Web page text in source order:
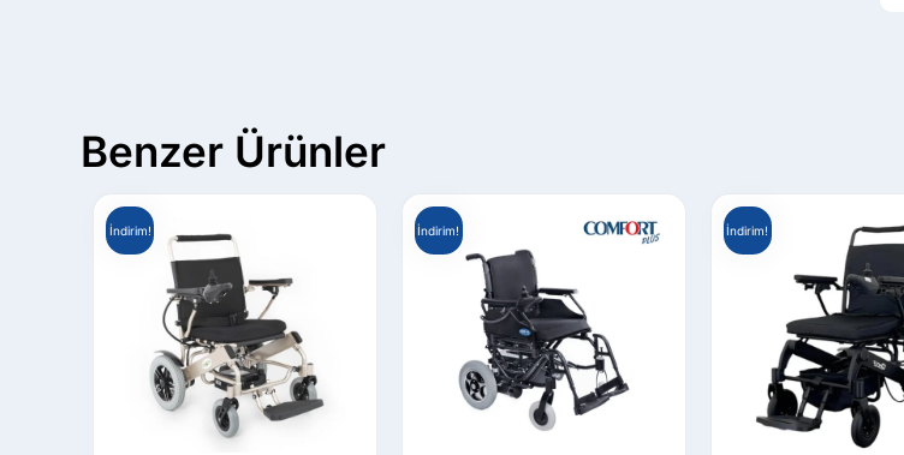
Benzer Ürünler
İndirim! İndirim! İndirim!